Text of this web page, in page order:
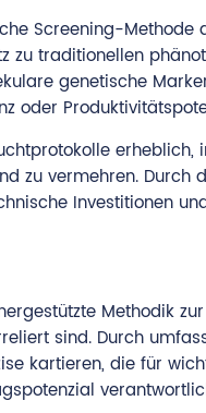
Screening-Methode
zu traditionellen
genetische
oder
zu vermehren. Durch
Investitionen
Methodik
sind. Durch
kartieren, die für